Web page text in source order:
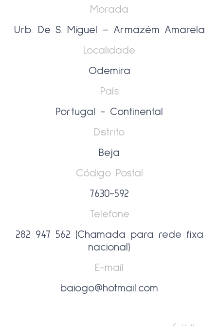
Morada
Urb. De S. Miguel – Armazém Amarela
Localidade
Odemira
País
Portugal - Continental
Distrito
Beja
Código Postal
7630-592
Telefone
282 947 562 (Chamada para rede fixa
nacional)
E-mail
baiogo@hotmail.com